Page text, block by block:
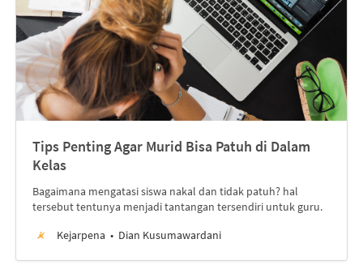
Tips Penting Agar Murid Bisa Patuh di Dalam
Kelas
Bagaimana mengatasi siswa nakal dan tidak patuh? hal
tersebut tentunya menjadi tantangan tersendiri untuk guru.
Kejarpena
Dian Kusumawardani